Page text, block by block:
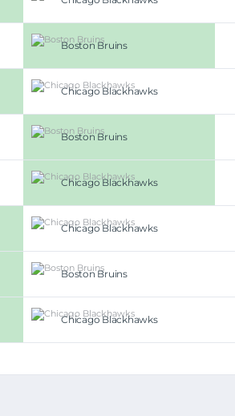
Boston Bruins
Chicago Blackhawks
Boston Bruins
Chicago Blackhawks
Chicago Blackhawks
Boston Bruins
Chicago Blackhawks